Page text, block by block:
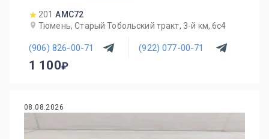
201 AMC72
Тюмень, Старый Тобольский тракт, 3-й км, 6с4
(906) 826-00-71 (922) 077-00-71
1 100
08.08.2026